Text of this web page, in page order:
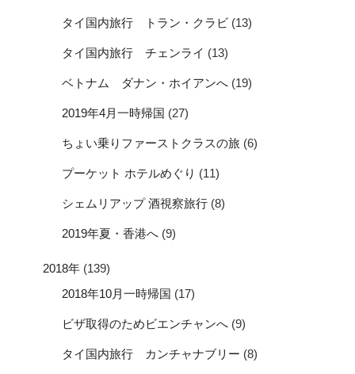
タイ国内旅行 トラン・クラビ (13)
タイ国内旅行 チェンライ (13)
ベトナム ダナン・ホイアンへ (19)
2019年4月一時帰国 (27)
ちょい乗りファーストクラスの旅 (6)
プーケット ホテルめぐり (11)
シェムリアップ 酒視察旅行 (8)
2019年夏・香港へ (9)
2018年 (139)
2018年10月一時帰国 (17)
ビザ取得のためビエンチャンへ (9)
タイ国内旅行 カンチャナブリー (8)